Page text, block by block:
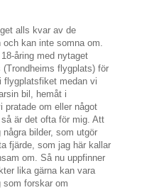
alls kvar av de
kan inte somna om.
åring med nytaget
flygplats) för
flygplatsfiket medan vi
bil, hemåt i
pratade om eller något
är det ofta för mig. Att
bilder, som utgör
fjärde, som jag här kallar
om. Så nu uppfinner
lika gärna kan vara
som forskar om